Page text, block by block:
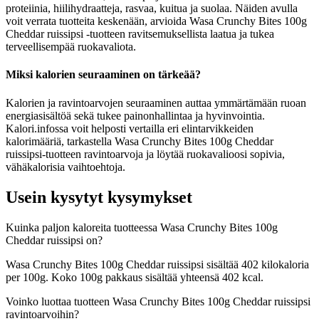
proteiinia, hiilihydraatteja, rasvaa, kuitua ja suolaa. Näiden avulla
voit verrata tuotteita keskenään, arvioida Wasa Crunchy Bites 100g
Cheddar ruissipsi -tuotteen ravitsemuksellista laatua ja tukea
terveellisempää ruokavaliota.
Miksi kalorien seuraaminen on tärkeää?
Kalorien ja ravintoarvojen seuraaminen auttaa ymmärtämään ruoan
energiasisältöä sekä tukee painonhallintaa ja hyvinvointia.
Kalori.infossa voit helposti vertailla eri elintarvikkeiden
kalorimääriä, tarkastella Wasa Crunchy Bites 100g Cheddar
ruissipsi-tuotteen ravintoarvoja ja löytää ruokavalioosi sopivia,
vähäkalorisia vaihtoehtoja.
Usein kysytyt kysymykset
Kuinka paljon kaloreita tuotteessa Wasa Crunchy Bites 100g
Cheddar ruissipsi on?
Wasa Crunchy Bites 100g Cheddar ruissipsi sisältää 402 kilokaloria
per 100g. Koko 100g pakkaus sisältää yhteensä 402 kcal.
Voinko luottaa tuotteen Wasa Crunchy Bites 100g Cheddar ruissipsi
ravintoarvoihin?